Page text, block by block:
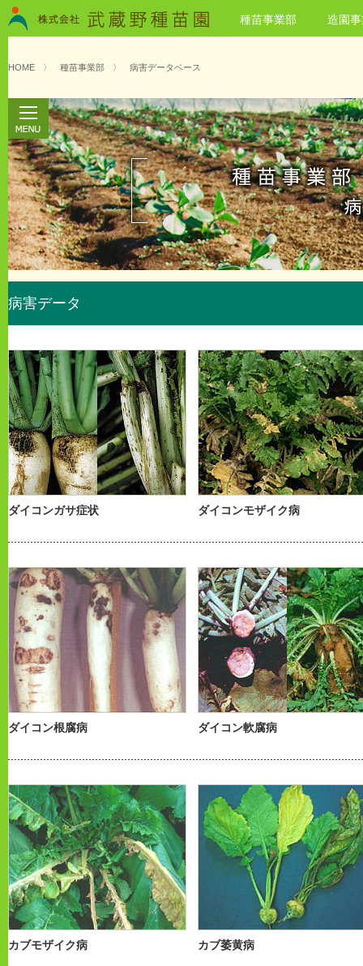
種苗事業部 造園
HOME 〉 種苗事業部 〉 病害データベース
病害データ
ダイコンガサ症状 ダイコンモザイク病
ダイコン根腐病 ダイコン軟腐病
カブモザイク病 カブ萎黄病